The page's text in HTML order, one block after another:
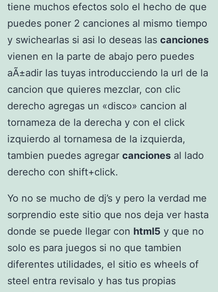
tiene muchos efectos solo el hecho de que
puedes poner 2 canciones al mismo tiempo
y swichearlas si asi lo deseas las canciones
vienen en la parte de abajo pero puedes
aÃ±adir las tuyas introducciendo la url de la
cancion que quieres mezclar, con clic
derecho agregas un «disco» cancion al
tornameza de la derecha y con el click
izquierdo al tornamesa de la izquierda,
tambien puedes agregar canciones al lado
derecho con shift+click.
Yo no se mucho de dj’s y pero la verdad me
sorprendio este sitio que nos deja ver hasta
donde se puede llegar con html5 y que no
solo es para juegos si no que tambien
diferentes utilidades, el sitio es wheels of
steel entra revisalo y has tus propias